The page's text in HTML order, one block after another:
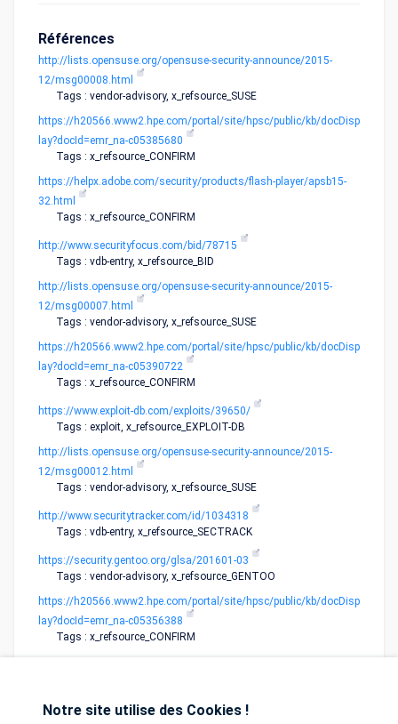
Références
http://lists.opensuse.org/opensuse-security-announce/2015-
12/msg00008.html
Tags : vendor-advisory, x_refsource_SUSE
https://h20566.www2.hpe.com/portal/site/hpsc/public/kb/docDisp
lay?docId=emr_na-c05385680
Tags : x_refsource_CONFIRM
https://helpx.adobe.com/security/products/flash-player/apsb15-
32.html
Tags : x_refsource_CONFIRM
http://www.securityfocus.com/bid/78715
Tags : vdb-entry, x_refsource_BID
http://lists.opensuse.org/opensuse-security-announce/2015-
12/msg00007.html
Tags : vendor-advisory, x_refsource_SUSE
https://h20566.www2.hpe.com/portal/site/hpsc/public/kb/docDisp
lay?docId=emr_na-c05390722
Tags : x_refsource_CONFIRM
https://www.exploit-db.com/exploits/39650/
Tags : exploit, x_refsource_EXPLOIT-DB
http://lists.opensuse.org/opensuse-security-announce/2015-
12/msg00012.html
Tags : vendor-advisory, x_refsource_SUSE
http://www.securitytracker.com/id/1034318
Tags : vdb-entry, x_refsource_SECTRACK
https://security.gentoo.org/glsa/201601-03
Tags : vendor-advisory, x_refsource_GENTOO
https://h20566.www2.hpe.com/portal/site/hpsc/public/kb/docDisp
lay?docId=emr_na-c05356388
Tags : x_refsource_CONFIRM
Notre site utilise des Cookies !